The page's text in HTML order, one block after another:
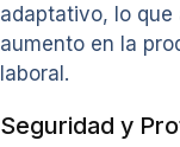
adaptativo, lo que
aumento en la
laboral.
Seguridad y